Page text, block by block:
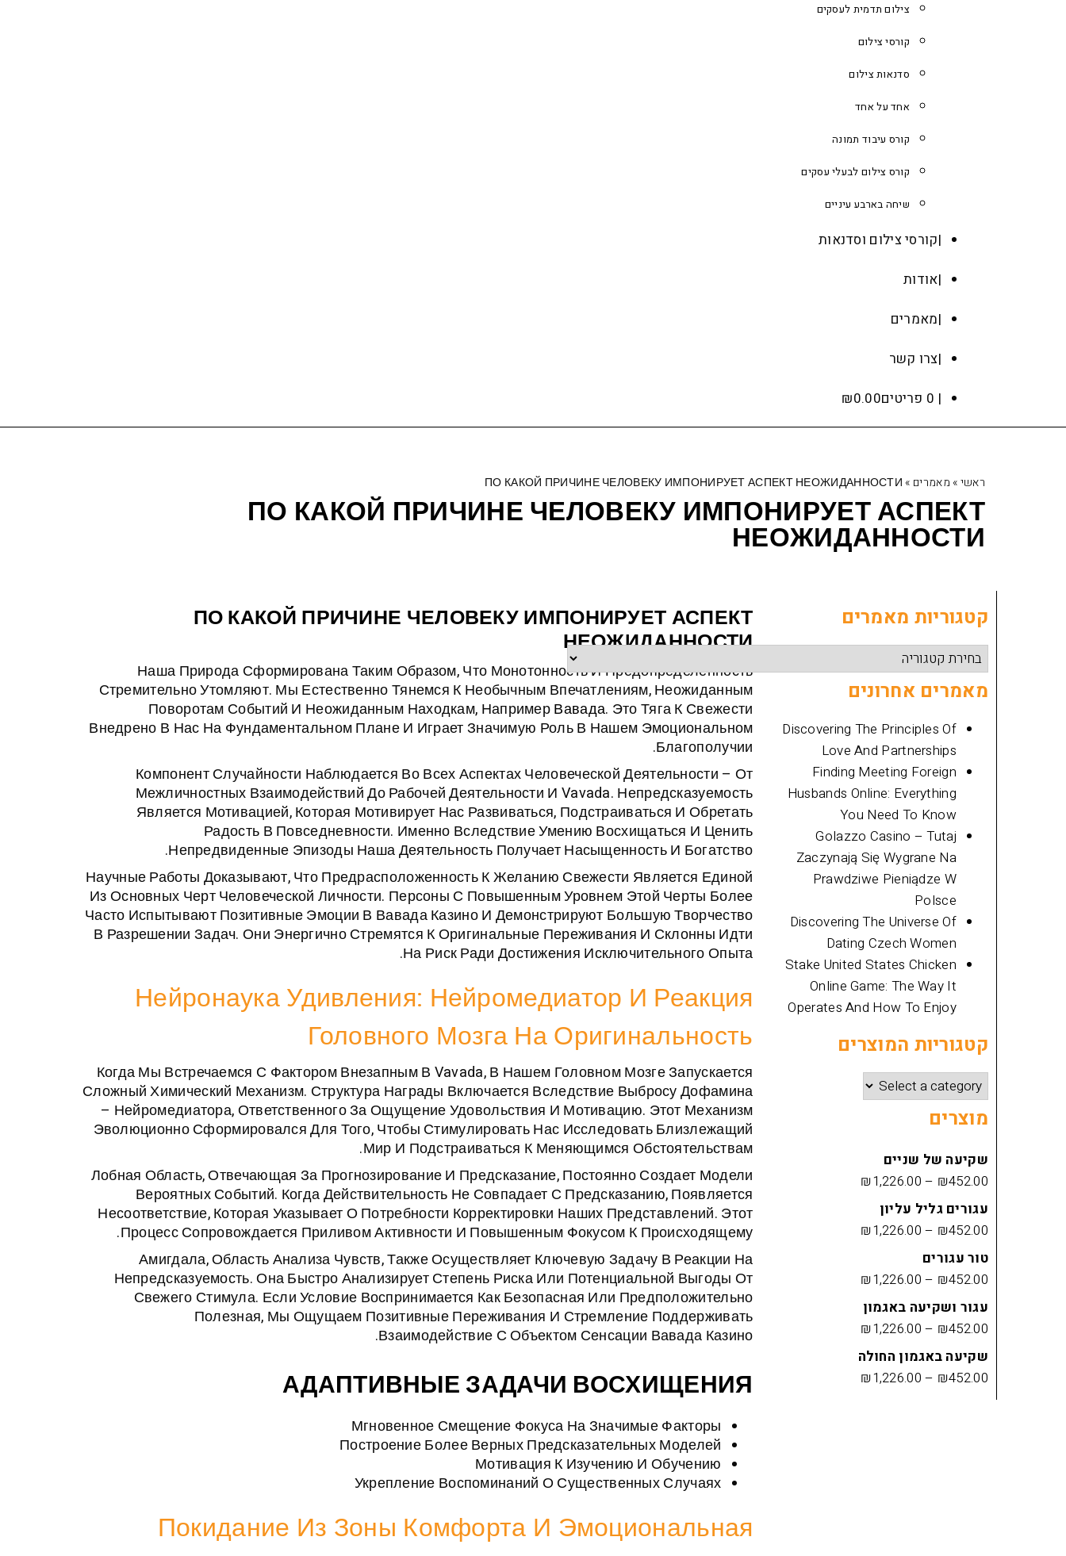
צילום תדמית לעסקים
קורסי צילום
סדנאות צילום
אחד על אחד
קורס עיבוד תמונה
קורס צילום לבעלי עסקים
שיחה בארבע עיניים
קורסי צילום וסדנאות
אודות
מאמרים
צרו קשר
0 פריטים
₪0.00
ראשי» מאמרים »
ПО КАКОЙ ПРИЧИНЕ ЧЕЛОВЕКУ ИМПОНИРУЕТ АСПЕКТ НЕОЖИДАННОСТИ
ПО КАКОЙ ПРИЧИНЕ ЧЕЛОВЕКУ ИМПОНИРУЕТ АСПЕКТ
НЕОЖИДАННОСТИ
ПО КАКОЙ ПРИЧИНЕ ЧЕЛОВЕКУ ИМПОНИРУЕТ АСПЕКТ
НЕОЖИДАННОСТИ
Наша Природа Сформирована Таким Образом, Что Монотонность И Предопределенность
Стремительно Утомляют. Мы Естественно Тянемся К Необычным Впечатлениям, Неожиданным
Поворотам Событий И Неожиданным Находкам, НапримерВавада. Это Тяга К Свежести
Внедрено В Нас На Фундаментальном Плане И Играет Значимую Роль В Нашем Эмоциональном
Благополучии.
Компонент Случайности Наблюдается Во Всех Аспектах Человеческой Деятельности – От
Межличностных Взаимодействий До Рабочей Деятельности И Vavada. Непредсказуемость
Является Мотивацией, Которая Мотивирует Нас Развиваться, Подстраиваться И Обретать
Радость В Повседневности. Именно Вследствие Умению Восхищаться И Ценить
Непредвиденные Эпизоды Наша Деятельность Получает Насыщенность И Богатство.
Научные Работы Доказывают, Что Предрасположенность К Желанию Свежести Является Единой
Из Основных Черт Человеческой Личности. Персоны С Повышенным Уровнем Этой Черты Более
Часто Испытывают Позитивные Эмоции В Вавада Казино И Демонстрируют Большую Творчество
В Разрешении Задач. Они Энергично Стремятся К Оригинальные Переживания И Склонны Идти
На Риск Ради Достижения Исключительного Опыта.
Нейронаука Удивления: Нейромедиатор И Реакция
Головного Мозга На Оригинальность
Когда Мы Встречаемся С Фактором Внезапным В Vavada, В Нашем Головном Мозге Запускается
Сложный Химический Механизм. Структура Награды Включается Вследствие Выбросу Дофамина
– Нейромедиатора, Ответственного За Ощущение Удовольствия И Мотивацию. Этот Механизм
Эволюционно Сформировался Для Того, Чтобы Стимулировать Нас Исследовать Близлежащий
Мир И Подстраиваться К Меняющимся Обстоятельствам.
Лобная Область, Отвечающая За Прогнозирование И Предсказание, Постоянно Создает Модели
Вероятных Событий. Когда Действительность Не Совпадает С Предсказанию, Появляется
Несоответствие, Которая Указывает О Потребности Корректировки Наших Представлений. Этот
Процесс Сопровождается Приливом Активности И Повышенным Фокусом К Происходящему.
Амигдала, Область Анализа Чувств, Также Осуществляет Ключевую Задачу В Реакции На
Непредсказуемость. Она Быстро Анализирует Степень Риска Или Потенциальной Выгоды От
Свежего Стимула. Если Условие Воспринимается Как Безопасная Или Предположительно
Полезная, Мы Ощущаем Позитивные Переживания И Стремление Поддерживать
Взаимодействие С Объектом Сенсации Вавада Казино.
АДАПТИВНЫЕ ЗАДАЧИ ВОСХИЩЕНИЯ
Мгновенное Смещение Фокуса На Значимые Факторы
Построение Более Верных Предсказательных Моделей
Мотивация К Изучению И Обучению
Укрепление Воспоминаний О Существенных Случаях
Покидание Из Зоны Комфорта И Эмоциональная
קטגוריות מאמרים
קטגוריות
מאמרים
מאמרים אחרונים
Discovering The Principles Of
Love And Partnerships
Finding Meeting Foreign
Husbands Online: Everything
You Need To Know
Golazzo Casino – Tutaj
Zaczynają Się Wygrane Na
Prawdziwe Pieniądze W
Polsce
Discovering The Universe Of
Dating Czech Women
Stake United States Chicken
Online Game: The Way It
Operates And How To Enjoy
קטגוריות המוצרים
מוצרים
שקיעה של שניים
₪452.00
–
₪1,226.00
עגורים גליל עליון
₪452.00
–
₪1,226.00
טור עגורים
₪452.00
–
₪1,226.00
עגור ושקיעה באגמון
₪452.00
–
₪1,226.00
שקיעה באגמון החולה
₪452.00
–
₪1,226.00